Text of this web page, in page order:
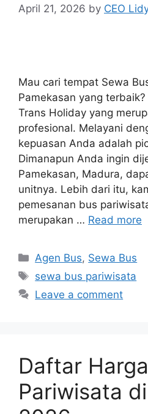
April 21, 2026 by CEO
Mau cari tempat Sewa
Pamekasan yang
Trans Holiday yang
profesional. Melayani
kepuasan Anda adalah
Dimanapun Anda ingin
Pamekasan, Madura,
unitnya. Lebih dari itu,
pemesanan bus
merupakan … Read more
Categories
Agen Bus, Sewa Bus
Tags
sewa bus pariwisata
Leave a comment
Daftar
Pariwisata